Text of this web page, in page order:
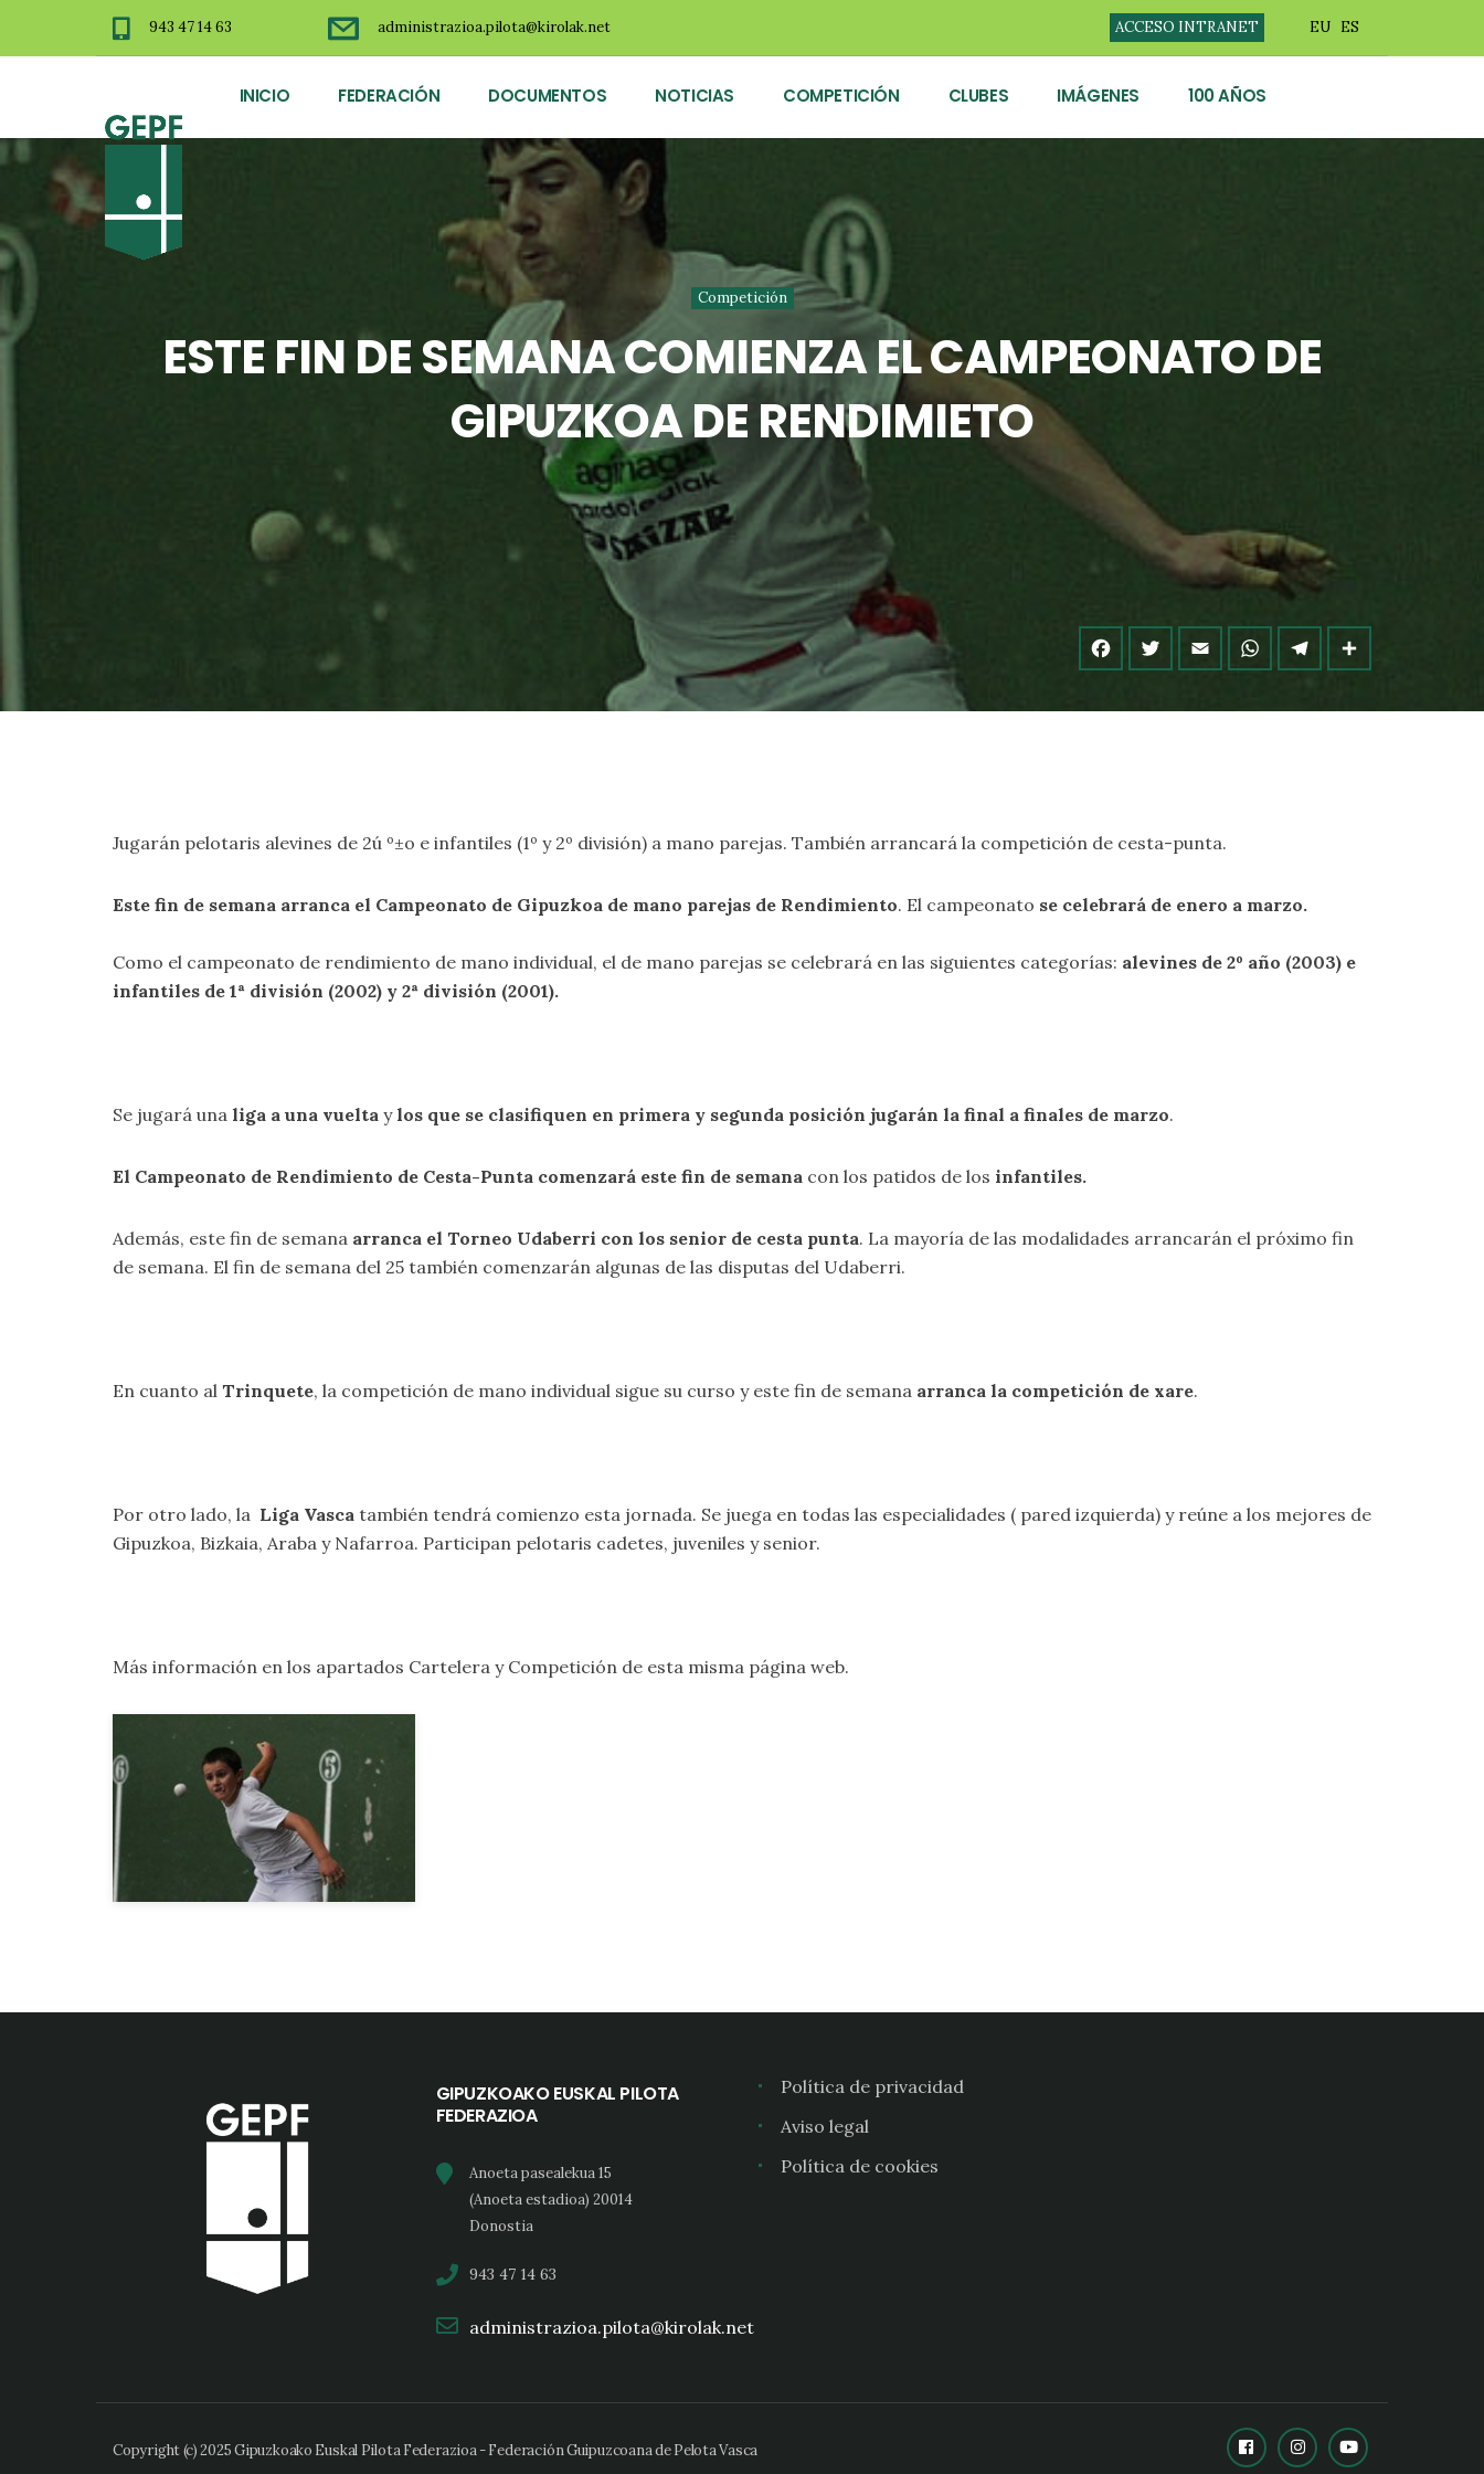
943 47 14 63 administrazioa.pilota@kirolak.net ACCESO INTRANET EU ES
INICIO FEDERACIÓN DOCUMENTOS NOTICIAS COMPETICIÓN CLUBES IMÁGENES 100 AÑOS
Competición
ESTE FIN DE SEMANA COMIENZA EL CAMPEONATO DE
GIPUZKOA DE RENDIMIETO
Jugarán pelotaris alevines de 2ú º±o e infantiles (1º y 2º división) a mano parejas. También arrancará la competición de cesta-punta.
Este fin de semana arranca el Campeonato de Gipuzkoa de mano parejas de Rendimiento. El campeonato se celebrará de enero a marzo.
Como el campeonato de rendimiento de mano individual, el de mano parejas se celebrará en las siguientes categorías: alevines de 2º año (2003) e
infantiles de 1ª división (2002) y 2ª división (2001).
Se jugará una liga a una vuelta ylos que se clasifiquen en primera y segunda posición jugarán la final a finales de marzo.
El Campeonato de Rendimiento de Cesta-Punta comenzará este fin de semana con los patidos de los infantiles.
Además, este fin de semana arranca el Torneo Udaberri con los senior de cesta punta. La mayoría de las modalidades arrancarán el próximo fin
de semana. El fin de semana del 25 también comenzarán algunas de las disputas del Udaberri.
En cuanto al Trinquete, la competición de mano individual sigue su curso y este fin de semana arranca la competición de xare.
Por otro lado, la Liga Vasca también tendrá comienzo esta jornada. Se juega en todas las especialidades ( pared izquierda) y reúne a los mejores de
Gipuzkoa, Bizkaia, Araba y Nafarroa. Participan pelotaris cadetes, juveniles y senior.
Más información en los apartados Cartelera y Competición de esta misma página web.
GIPUZKOAKO EUSKAL PILOTA
FEDERAZIOA
Anoeta pasealekua 15
(Anoeta estadioa) 20014
Donostia
943 47 14 63
administrazioa.pilota@kirolak.net
Política de privacidad
Aviso legal
Política de cookies
Copyright (c) 2025 Gipuzkoako Euskal Pilota Federazioa - Federación Guipuzcoana de Pelota Vasca